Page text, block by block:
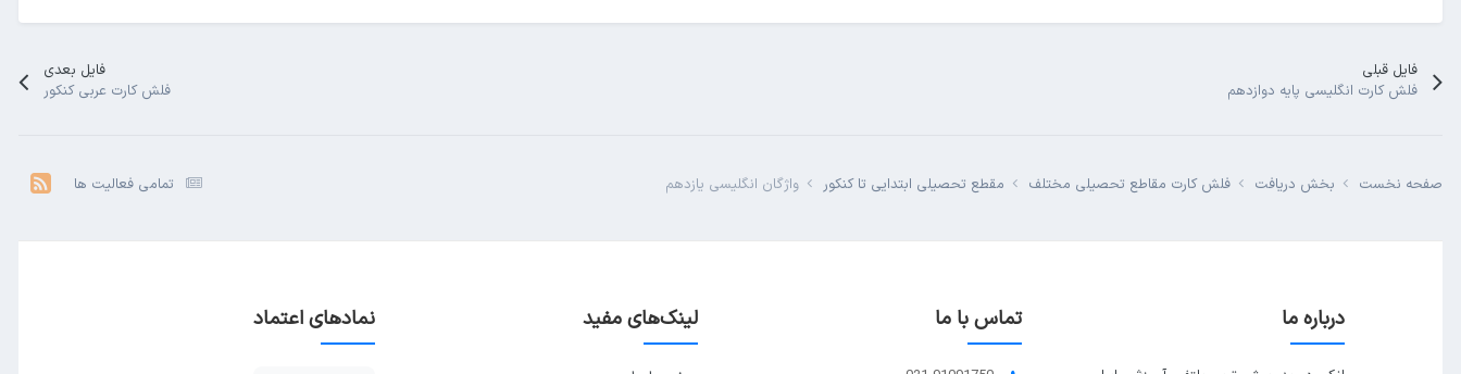
فایل قبلی
فلش کارت انگلیسی پایه دوازدهم
فایل بعدی
فلش کارت عربی کنکور
تمامی فعالیت ها صفحه نخست بخش دریافت فلش کارت مقاطع تحصیلی مختلف مقطع تحصیلی ابتدایی تا کنکور واژگان انگلیسی یازدهم
درباره ما تماس با ما لینک‌های مفید نمادهای اعتماد